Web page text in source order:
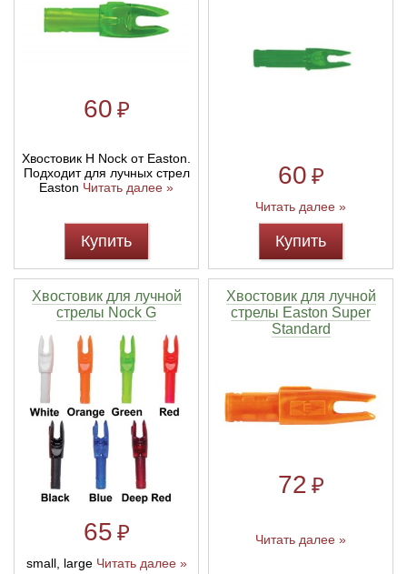
60 ₽
Хвостовик H Nock от Easton.
Подходит для лучных стрел
Easton Читать далее »
Купить
60 ₽
Читать далее »
Купить
Хвостовик для лучной
стрелы Nock G
65 ₽
small, large Читать далее »
Хвостовик для лучной
стрелы Easton Super
Standard
72 ₽
Читать далее »